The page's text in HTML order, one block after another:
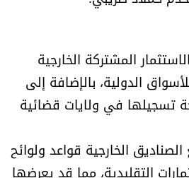
المشتركة الخارجية
الدولية، بالإضافة إلى
تسجيلها في ولايات قضائية
الخارجية قواعد ولوائح
التقليدية، مما قد يعرضها